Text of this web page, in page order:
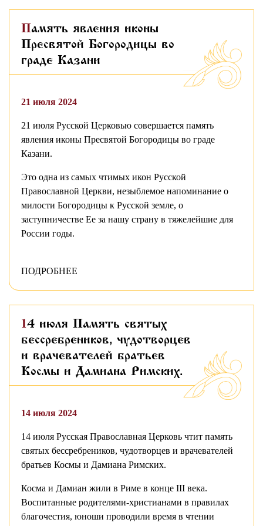
Память явления иконы
Пресвятой Богородицы во
граде Казани
21 июля 2024
21 июля Русской Церковью совершается память
явления иконы Пресвятой Богородицы во граде
Казани.
Это одна из самых чтимых икон Русской
Православной Церкви, незыблемое напоминание о
милости Богородицы к Русской земле, о
заступничестве Ее за нашу страну в тяжелейшие для
России годы.
ПОДРОБНЕЕ
14 июля Память святых
бессребреников, чудотворцев
и врачевателей братьев
Космы и Дамиана Римских.
14 июля 2024
14 июля Русская Православная Церковь чтит память
святых бессребреников, чудотворцев и врачевателей
братьев Космы и Дамиана Римских.
Косма и Дамиан жили в Риме в конце III века.
Воспитанные родителями-христианами в правилах
благочестия, юноши проводили время в чтении